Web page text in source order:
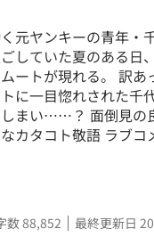
の兄弟だった。パー
あった。 エリアの
を断る為に自分だけ
で、エリアにも番が
盗んで侯爵令嬢ベイ
けた茉優だったが
のオメガバース設定
元ヤンキーの青年・
していた夏のある日
ートが現れる。 訳あ
に一目惚れされた千
しまい……？ 面倒見の
カタコト敬語 ラブコ
数 88,852 最終更新日